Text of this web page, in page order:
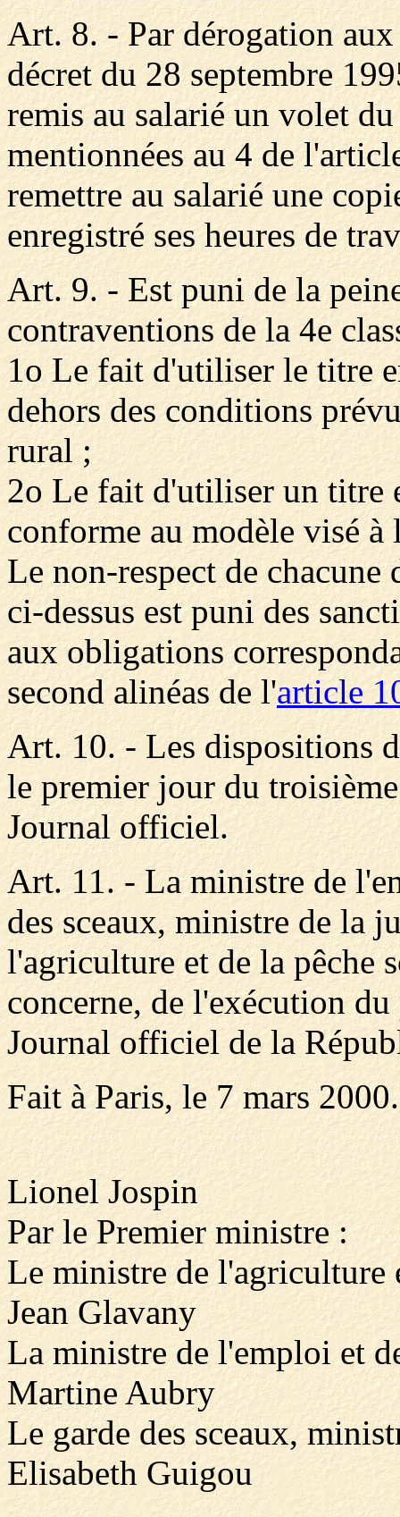
Art. 8. - Par dérogation
décret du 28 septembre
remis au salarié un volet
mentionnées au 4 de
remettre au salarié une
enregistré ses heures de
Art. 9. - Est puni de la
contraventions de la 4e
1o Le fait d'utiliser le titre
dehors des conditions
rural ;
2o Le fait d'utiliser un titre
conforme au modèle visé à
Le non-respect de chacune
ci-dessus est puni des
aux obligations
second alinéas de l'article
Art. 10. - Les dispositions
le premier jour du
Journal officiel.
Art. 11. - La ministre de
des sceaux, ministre de la
l'agriculture et de la pêche
concerne, de l'exécution
Journal officiel de la
Fait à Paris, le 7 mars 2000.
Lionel Jospin
Par le Premier ministre :
Le ministre de l'agriculture
Jean Glavany
La ministre de l'emploi et
Martine Aubry
Le garde des sceaux,
Elisabeth Guigou